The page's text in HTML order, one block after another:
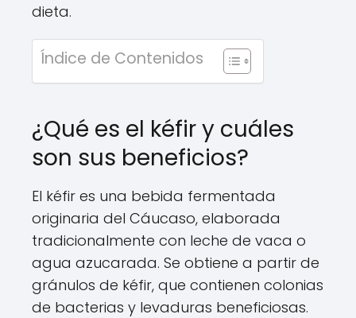
dieta.
Índice de Contenidos
¿Qué es el kéfir y cuáles
son sus beneficios?
El kéfir es una bebida fermentada
originaria del Cáucaso, elaborada
tradicionalmente con leche de vaca o
agua azucarada. Se obtiene a partir de
gránulos de kéfir, que contienen colonias
de bacterias y levaduras beneficiosas.